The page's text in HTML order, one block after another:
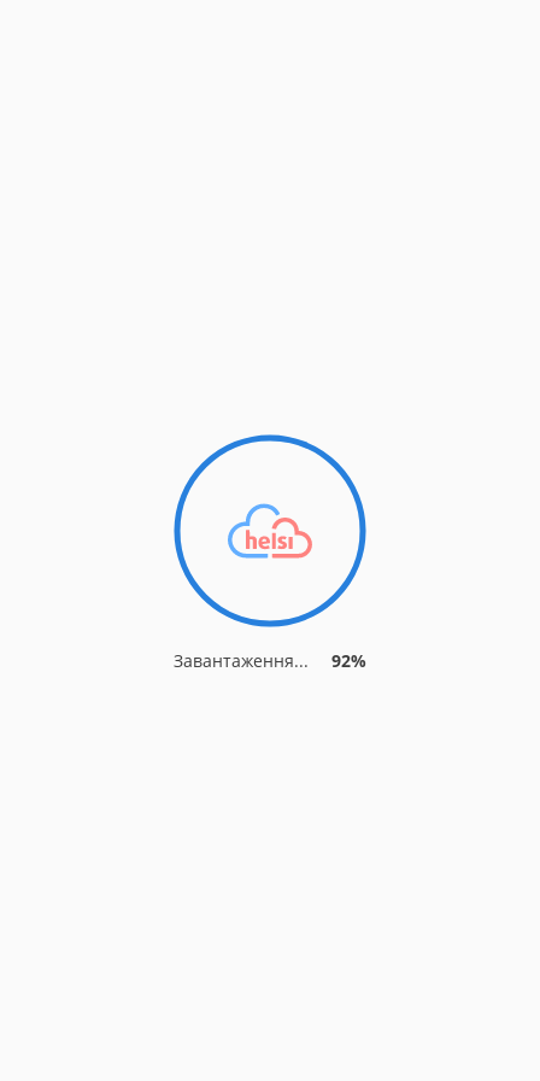
Завантаження... 92%